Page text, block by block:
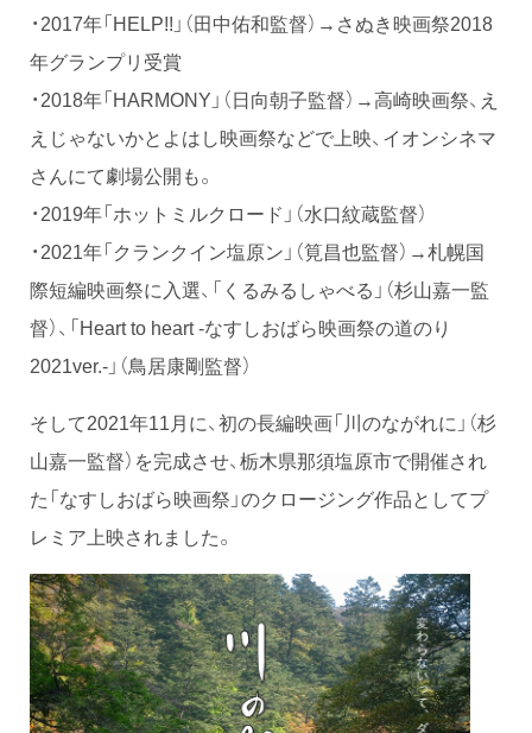
・2017年「HELP!!」（田中佑和監督）→さぬき映画祭2018
年グランプリ受賞
・2018年「HARMONY」（日向朝子監督）→高崎映画祭、え
えじゃないかとよはし映画祭などで上映、イオンシネマ
さんにて劇場公開も。
・2019年「ホットミルクロード」（水口紋蔵監督）
・2021年「クランクイン塩原ン」（筧昌也監督）→札幌国
際短編映画祭に入選、「くるみるしゃべる」（杉山嘉一監
督）、「Heart to heart -なすしおばら映画祭の道のり
2021ver.-」（鳥居康剛監督）
そして2021年11月に、初の長編映画「川のながれに」（杉
山嘉一監督）を完成させ、栃木県那須塩原市で開催され
た「なすしおばら映画祭」のクロージング作品としてプ
レミア上映されました。